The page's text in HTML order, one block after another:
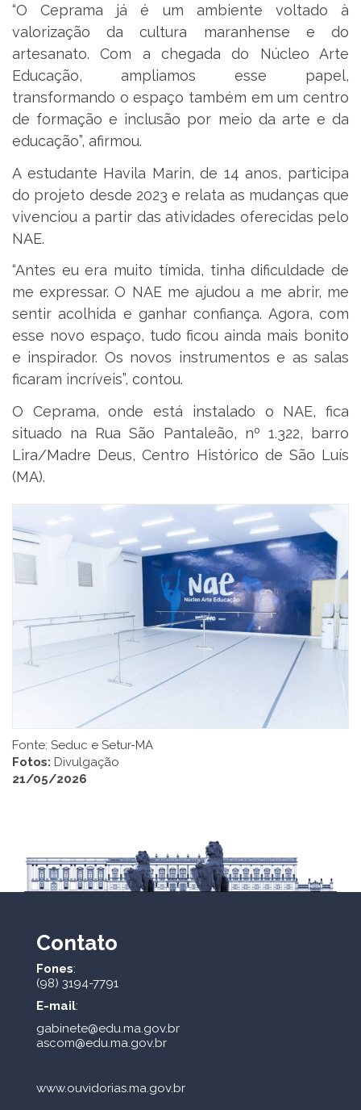
“O Ceprama já é um ambiente voltado à
valorização da cultura maranhense e do
artesanato. Com a chegada do Núcleo Arte
Educação, ampliamos esse papel,
transformando o espaço também em um centro
de formação e inclusão por meio da arte e da
educação”, afirmou.
A estudante Havila Marin, de 14 anos, participa
do projeto desde 2023 e relata as mudanças que
vivenciou a partir das atividades oferecidas pelo
NAE.
“Antes eu era muito tímida, tinha dificuldade de
me expressar. O NAE me ajudou a me abrir, me
sentir acolhida e ganhar confiança. Agora, com
esse novo espaço, tudo ficou ainda mais bonito
e inspirador. Os novos instrumentos e as salas
ficaram incríveis”, contou.
O Ceprama, onde está instalado o NAE, fica
situado na Rua São Pantaleão, nº 1.322, barro
Lira/Madre Deus, Centro Histórico de São Luís
(MA).
Fonte: Seduc e Setur-MA
Fotos: Divulgação
21/05/2026
Contato
Fones:
(98) 3194-7791
E-mail:
gabinete@edu.ma.gov.br
ascom@edu.ma.gov.br
www.ouvidorias.ma.gov.br